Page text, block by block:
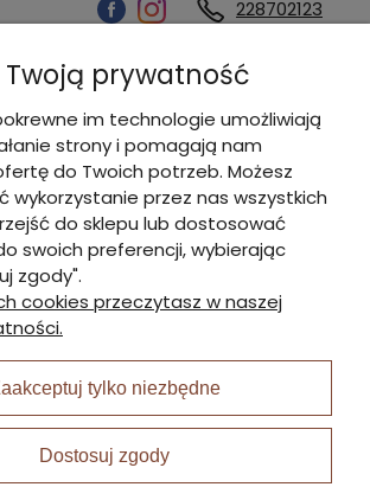
228702123
dostawa
prywatność
im technologie umożliwiają
strony i pomagają nam
do Twoich potrzeb. Możesz
wykorzystanie przez nas wszystkich
do sklepu lub dostosować
swoich preferencji, wybierając
zgody".
cookies przeczytasz w naszej
tylko niezbędne
Dostosuj zgody